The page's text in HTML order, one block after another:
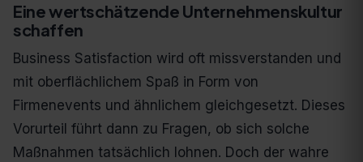
Eine wertschätzende Unternehmenskultur
schaffen
Business Satisfaction wird oft missverstanden und
mit oberflächlichem Spaß in Form von
Firmenevents und ähnlichem gleichgesetzt. Dieses
Vorurteil führt dann zu Fragen, ob sich solche
Maßnahmen tatsächlich lohnen. Doch der wahre